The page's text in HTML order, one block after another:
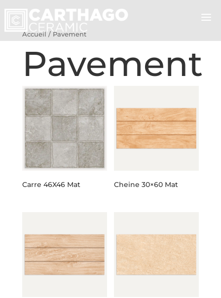
Accueil / Pavement
Pavement
Carre 46X46 Mat Cheine 30×60 Mat